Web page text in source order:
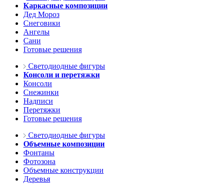
Каркасные композиции
Дед Мороз
Снеговики
Ангелы
Сани
Готовые решения
Светодиодные фигуры
Консоли и перетяжки
Консоли
Снежинки
Надписи
Перетяжки
Готовые решения
Светодиодные фигуры
Объемные композиции
Фонтаны
Фотозона
Объемные конструкции
Деревья